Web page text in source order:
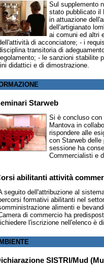
Sul supplemento
stato pubblicato il
in attuazione
dell'artigianato
ai comuni ed altri
di acconciatore; - i
transitoria di
- le sanzioni stabilite
didattici e di dimostrazione.
Starweb
Si è concluso con
Mantova in
rispondere alle
con Starweb delle
sessione ha
Commercialisti e
abilitanti attività
seguito dell'attribuzione al
formativi abilitanti nel
alimenti e
di commercio ha
l'iscrizione nell'elenco è
SISTRI/Mud